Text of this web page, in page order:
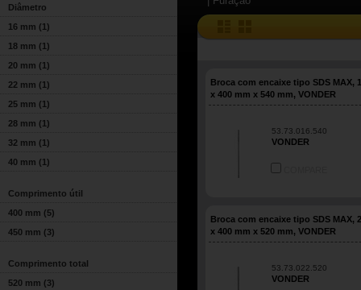
Diâmetro
16 mm (1)
18 mm (1)
20 mm (1)
22 mm (1)
25 mm (1)
28 mm (1)
32 mm (1)
40 mm (1)
Comprimento útil
400 mm (5)
450 mm (3)
Comprimento total
520 mm (3)
Broca com encaixe tipo SDS MAX,
x 400 mm x 540 mm, VONDER
53.73.016.540
VONDER
Broca com encaixe tipo SDS MAX,
x 400 mm x 520 mm, VONDER
53.73.022.520
VONDER